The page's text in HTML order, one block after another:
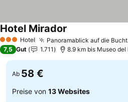
3 SterneHotel Panoramablick auf die
Hotel Mirador
7,5 Gut 1.711 8.9 km bis Museo del
Ab 58 €
Preise von 13 Websites